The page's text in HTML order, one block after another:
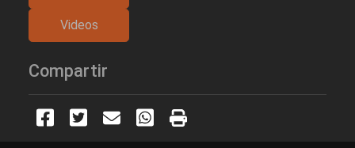
Videos
Compartir